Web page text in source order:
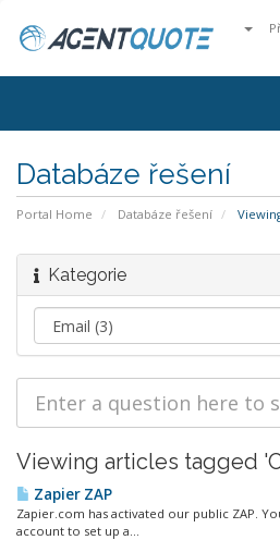
Databáze řešení
Portal Home Databáze řešení
Kategorie
Viewing articles tagged
Zapier ZAP
Zapier.com has activated our public ZAP.
account to set up a...